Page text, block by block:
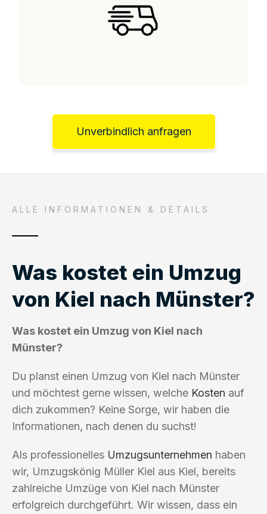
Unverbindlich anfragen
ALLE INFORMATIONEN & DETAILS
Was kostet ein Umzug
von Kiel nach Münster?
Was kostet ein Umzug von Kiel nach
Münster?
Du planst einen Umzug von Kiel nach Münster
und möchtest gerne wissen, welche Kosten auf
dich zukommen? Keine Sorge, wir haben die
Informationen, nach denen du suchst!
Als professionelles Umzugsunternehmen haben
wir, Umzugskönig Müller Kiel aus Kiel, bereits
zahlreiche Umzüge von Kiel nach Münster
erfolgreich durchgeführt. Wir wissen, dass ein